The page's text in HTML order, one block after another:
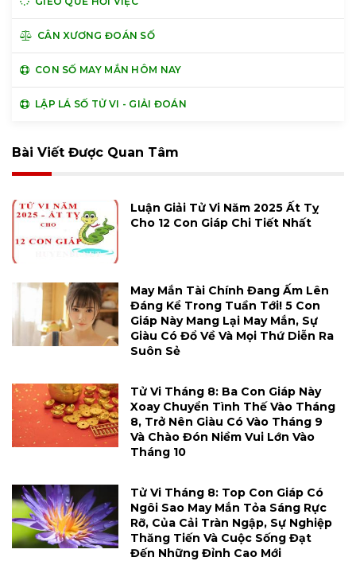
CÂN XƯƠNG ĐOÁN SỐ
CON SỐ MAY MẮN HÔM NAY
LẬP LÁ SỐ TỬ VI - GIẢI ĐOÁN
Bài Viết Được Quan Tâm
Luận Giải Tử Vi Năm 2025 Ất Tỵ
Cho 12 Con Giáp Chi Tiết Nhất
May Mắn Tài Chính Đang Ấm Lên
Đáng Kể Trong Tuần Tới! 5 Con
Giáp Này Mang Lại May Mắn, Sự
Giàu Có Đổ Về Và Mọi Thứ Diễn Ra
Suôn Sẻ
Tử Vi Tháng 8: Ba Con Giáp Này
Xoay Chuyển Tình Thế Vào Tháng
8, Trở Nên Giàu Có Vào Tháng 9
Và Chào Đón Niềm Vui Lớn Vào
Tháng 10
Tử Vi Tháng 8: Top Con Giáp Có
Ngôi Sao May Mắn Tỏa Sáng Rực
Rỡ, Của Cải Tràn Ngập, Sự Nghiệp
Thăng Tiến Và Cuộc Sống Đạt
Đến Những Đỉnh Cao Mới